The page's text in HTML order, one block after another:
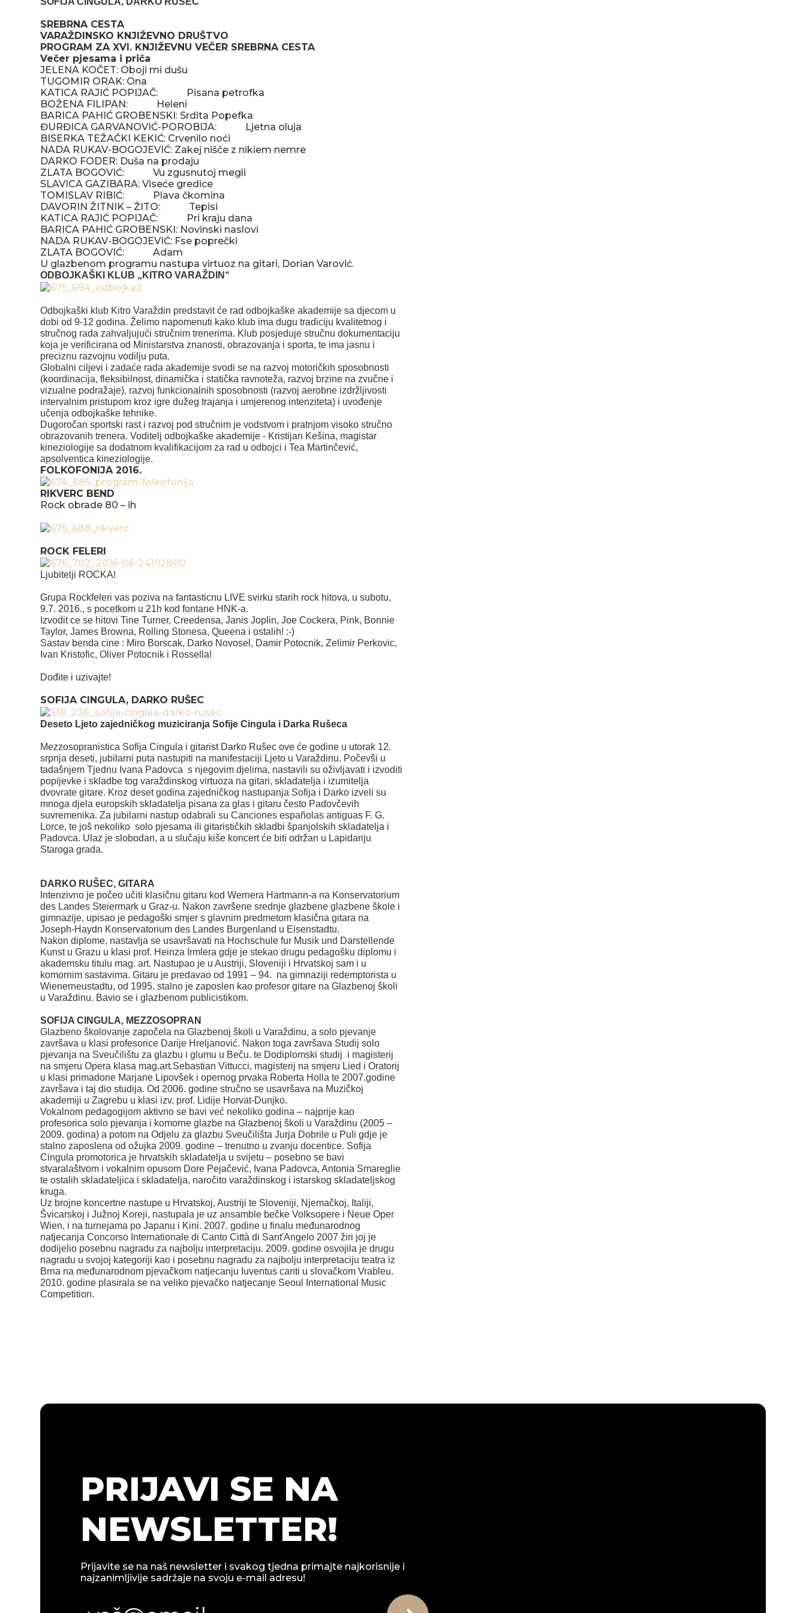
SREBRNA CESTA
VARAŽDINSKO KNJIŽEVNO DRUŠTVO
PROGRAM ZA XVI. KNJIŽEVNU VEČER SREBRNA CESTA
Večer pjesama i priča
JELENA KOČET: Oboji mi dušu
TUGOMIR ORAK: Ona
KATICA RAJIĆ POPIJAČ: Pisana petrofka
BOŽENA FILIPAN: Heleni
BARICA PAHIĆ GROBENSKI: Srdita Popefka
ĐURĐICA GARVANOVIĆ-POROBIJA: Ljetna oluja
BISERKA TEŽAČKI KEKIĆ: Crvenilo noći
NADA RUKAV-BOGOJEVIĆ: Zakej nišče z nikiem nemre
DARKO FODER: Duša na prodaju
ZLATA BOGOVIĆ: Vu zgusnutoj megli
SLAVICA GAZIBARA: Viseće gredice
TOMISLAV RIBIĆ: Plava čkomina
DAVORIN ŽITNIK – ŽITO: Tepisi
KATICA RAJIĆ POPIJAČ: Pri kraju dana
BARICA PAHIĆ GROBENSKI: Novinski naslovi
NADA RUKAV-BOGOJEVIĆ: Fse poprečki
ZLATA BOGOVIĆ: Adam
U glazbenom programu nastupa virtuoz na gitari, Dorian Varović.
ODBOJKAŠKI KLUB „KITRO VARAŽDIN“
Odbojkaški klub Kitro Varaždin predstavit će rad odbojkaške akademije sa djecom u
dobi od 9-12 godina. Želimo napomenuti kako klub ima dugu tradiciju kvalitetnog i
stručnog rada zahvaljujući stručnim trenerima. Klub posjeduje stručnu dokumentaciju
koja je verificirana od Ministarstva znanosti, obrazovanja i sporta, te ima jasnu i
preciznu razvojnu vodilju puta.
Globalni ciljevi i zadaće rada akademije svodi se na razvoj motoričkih sposobnosti
(koordinacija, fleksibilnost, dinamička i statička ravnoteža, razvoj brzine na zvučne i
vizualne podražaje), razvoj funkcionalnih sposobnosti (razvoj aerobne izdržljivosti
intervalnim pristupom kroz igre dužeg trajanja i umjerenog intenziteta) i uvođenje
učenja odbojkaške tehnike.
Dugoročan sportski rast i razvoj pod stručnim je vodstvom i pratnjom visoko stručno
obrazovanih trenera. Voditelj odbojkaške akademije - Kristijan Kešina, magistar
kineziologije sa dodatnom kvalifikacijom za rad u odbojci i Tea Martinčević,
apsolventica kineziologije.
FOLKOFONIJA 2016.
RIKVERC BEND
Rock obrade 80 – ih
ROCK FELERI
Ljubitelji ROCKA!
Grupa Rockfeleri vas poziva na fantasticnu LIVE svirku starih rock hitova, u subotu,
9.7. 2016., s pocetkom u 21h kod fontane HNK-a.
Izvodit ce se hitovi Tine Turner, Creedensa, Janis Joplin, Joe Cockera, Pink, Bonnie
Taylor, James Browna, Rolling Stonesa, Queena i ostalih! :-)
Sastav benda cine : Miro Borscak, Darko Novosel, Damir Potocnik, Zelimir Perkovic,
Ivan Kristofic, Oliver Potocnik i Rossella!
Dođite i uzivajte!
SOFIJA CINGULA, DARKO RUŠEC
Deseto Ljeto zajedničkog muziciranja Sofije Cingula i Darka Rušeca
Mezzosopranistica Sofija Cingula i gitarist Darko Rušec ove će godine u utorak 12.
srpnja deseti, jubilarni puta nastupiti na manifestaciji Ljeto u Varaždinu. Počevši u
tadašnjem Tjednu Ivana Padovca s njegovim djelima, nastavili su oživljavati i izvoditi
popijevke i skladbe tog varaždinskog virtuoza na gitari, skladatelja i izumitelja
dvovrate gitare. Kroz deset godina zajedničkog nastupanja Sofija i Darko izveli su
mnoga djela europskih skladatelja pisana za glas i gitaru često Padovčevih
suvremenika. Za jubilarni nastup odabrali su Canciones españolas antiguas F. G.
Lorce, te još nekoliko solo pjesama ili gitarističkih skladbi španjolskih skladatelja i
Padovca. Ulaz je slobodan, a u slučaju kiše koncert će biti održan u Lapidariju
Staroga grada.
DARKO RUŠEC, GITARA
Intenzivno je počeo učiti klasičnu gitaru kod Wernera Hartmann-a na Konservatorium
des Landes Steiermark u Graz-u. Nakon završene srednje glazbene glazbene škole i
gimnazije, upisao je pedagoški smjer s glavnim predmetom klasična gitara na
Joseph-Haydn Konservatorium des Landes Burgenland u Eisenstadtu.
Nakon diplome, nastavlja se usavršavati na Hochschule fur Musik und Darstellende
Kunst u Grazu u klasi prof. Heinza Irmlera gdje je stekao drugu pedagošku diplomu i
akademsku titulu mag. art. Nastupao je u Austriji, Sloveniji i Hrvatskoj sam i u
komornim sastavima. Gitaru je predavao od 1991 – 94. na gimnaziji redemptorista u
Wienerneustadtu, od 1995. stalno je zaposlen kao profesor gitare na Glazbenoj školi
u Varaždinu. Bavio se i glazbenom publicistikom.
SOFIJA CINGULA, MEZZOSOPRAN
Glazbeno školovanje započela na Glazbenoj školi u Varaždinu, a solo pjevanje
završava u klasi profesorice Darije Hreljanović. Nakon toga završava Studij solo
pjevanja na Sveučilištu za glazbu i glumu u Beču. te Dodiplomski studij i magisterij
na smjeru Opera klasa mag.art.Sebastian Vittucci, magisterij na smjeru Lied i Oratorij
u klasi primadone Marjane Lipovšek i opernog prvaka Roberta Holla te 2007.godine
završava i taj dio studija. Od 2006. godine stručno se usavršava na Muzičkoj
akademiji u Zagrebu u klasi izv. prof. Lidije Horvat-Dunjko.
Vokalnom pedagogijom aktivno se bavi već nekoliko godina – najprije kao
profesorica solo pjevanja i komorne glazbe na Glazbenoj školi u Varaždinu (2005 –
2009. godina) a potom na Odjelu za glazbu Sveučilišta Jurja Dobrile u Puli gdje je
stalno zaposlena od ožujka 2009. godine – trenutno u zvanju docentice. Sofija
Cingula promotorica je hrvatskih skladatelja u svijetu – posebno se bavi
stvaralaštvom i vokalnim opusom Dore Pejačević, Ivana Padovca, Antonia Smareglie
te ostalih skladateljica i skladatelja, naročito varaždinskog i istarskog skladateljskog
kruga.
Uz brojne koncertne nastupe u Hrvatskoj, Austriji te Sloveniji, Njemačkoj, Italiji,
Švicarskoj i Južnoj Koreji, nastupala je uz ansamble bečke Volksopere i Neue Oper
Wien, i na turnejama po Japanu i Kini. 2007. godine u finalu međunarodnog
natjecanja Concorso Internationale di Canto Città di Sant'Angelo 2007 žiri joj je
dodijelio posebnu nagradu za najbolju interpretaciju. 2009. godine osvojila je drugu
nagradu u svojoj kategoriji kao i posebnu nagradu za najbolju interpretaciju teatra iz
Brna na međunarodnom pjevačkom natjecanju Iuventus canti u slovačkom Vrableu.
2010. godine plasirala se na veliko pjevačko natjecanje Seoul International Music
Competition.
PRIJAVI SE NA
NEWSLETTER!
Prijavite se na naš newsletter i svakog tjedna primajte najkorisnije i
najzanimljivije sadržaje na svoju e-mail adresu!